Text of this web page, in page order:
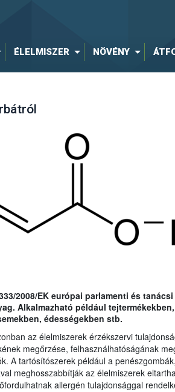
ÉLELMISZER NÖVÉNY
2008/EK európai parlamenti és
Alkalmazható például
édességekben stb.
az élelmiszerek érzékszervi
megőrzése, felhasználhatóságának
A tartósítószerek például a
meghosszabbítják az élelmiszerek
allergén tulajdonsággal